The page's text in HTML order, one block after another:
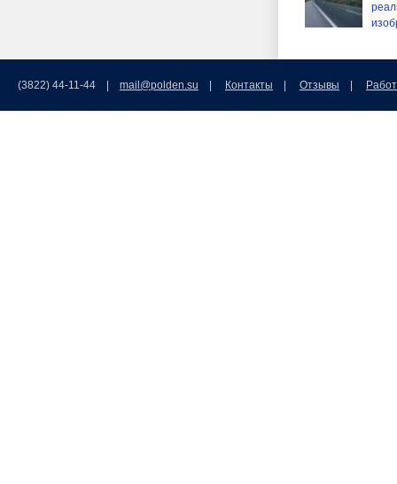
(3822) 44-11-44 | mail@polden.su Контакты Отзывы